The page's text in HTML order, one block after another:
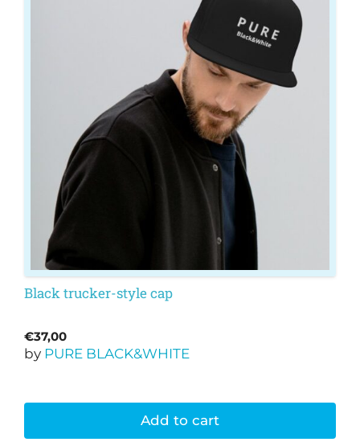
Black trucker-style cap
€37,00
by PURE BLACK&WHITE
Add to cart